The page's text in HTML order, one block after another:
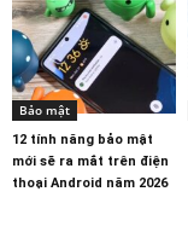
Bảo mật
12 tính năng bảo mật
mới sẽ ra mắt trên điện
thoại Android năm 2026